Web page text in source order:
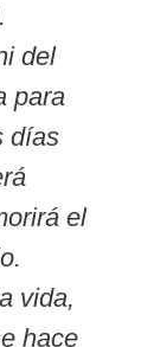
del
para
días
el
vida,
hace